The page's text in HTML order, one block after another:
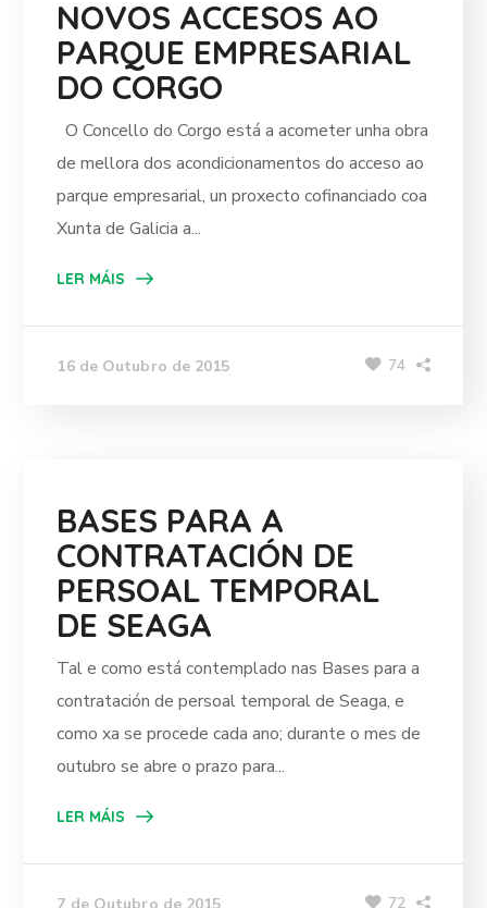
NOVOS ACCESOS AO
PARQUE EMPRESARIAL
DO CORGO
O Concello do Corgo está a acometer unha obra
de mellora dos acondicionamentos do acceso ao
parque empresarial, un proxecto cofinanciado coa
Xunta de Galicia a...
LER MÁIS
16 de Outubro de 2015 74
BASES PARA A
CONTRATACIÓN DE
PERSOAL TEMPORAL
DE SEAGA
Tal e como está contemplado nas Bases para a
contratación de persoal temporal de Seaga, e
como xa se procede cada ano; durante o mes de
outubro se abre o prazo para...
LER MÁIS
7 de Outubro de 2015 72